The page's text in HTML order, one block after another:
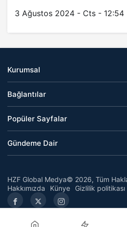
3 Ağustos 2024 - Cts - 12:54
Kurumsal
Bağlantılar
Popüler Sayfalar
Gündeme Dair
HZF Global Medya© 2026, Tüm
Hakkımızda
Künye Gizlilik politikası